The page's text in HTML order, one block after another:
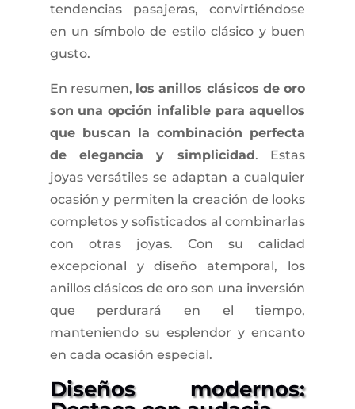
tendencias pasajeras, convirtiéndose
en un símbolo de estilo clásico y buen
gusto.
En resumen, los anillos clásicos de oro
son una opción infalible para aquellos
que buscan la combinación perfecta
de elegancia y simplicidad. Estas
joyas versátiles se adaptan a cualquier
ocasión y permiten la creación de looks
completos y sofisticados al combinarlas
con otras joyas. Con su calidad
excepcional y diseño atemporal, los
anillos clásicos de oro son una inversión
que perdurará en el tiempo,
manteniendo su esplendor y encanto
en cada ocasión especial.
Diseños modernos: